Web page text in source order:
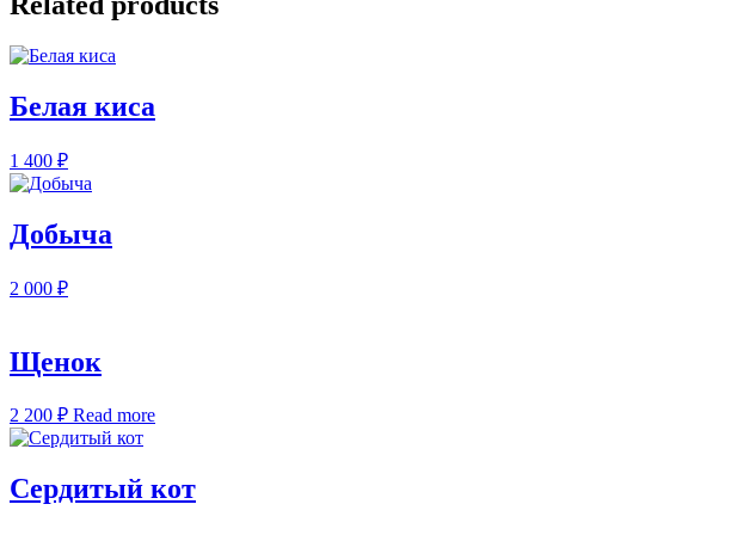
Белая киса
1 400 ₽
Добыча
2 000 ₽
Щенок
2 200 ₽ Read more
Сердитый кот